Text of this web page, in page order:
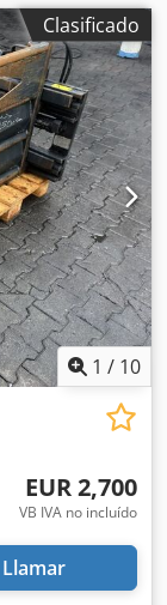
Clasificado
1 / 10
EUR 2,700
VB IVA no incluído
Llamar